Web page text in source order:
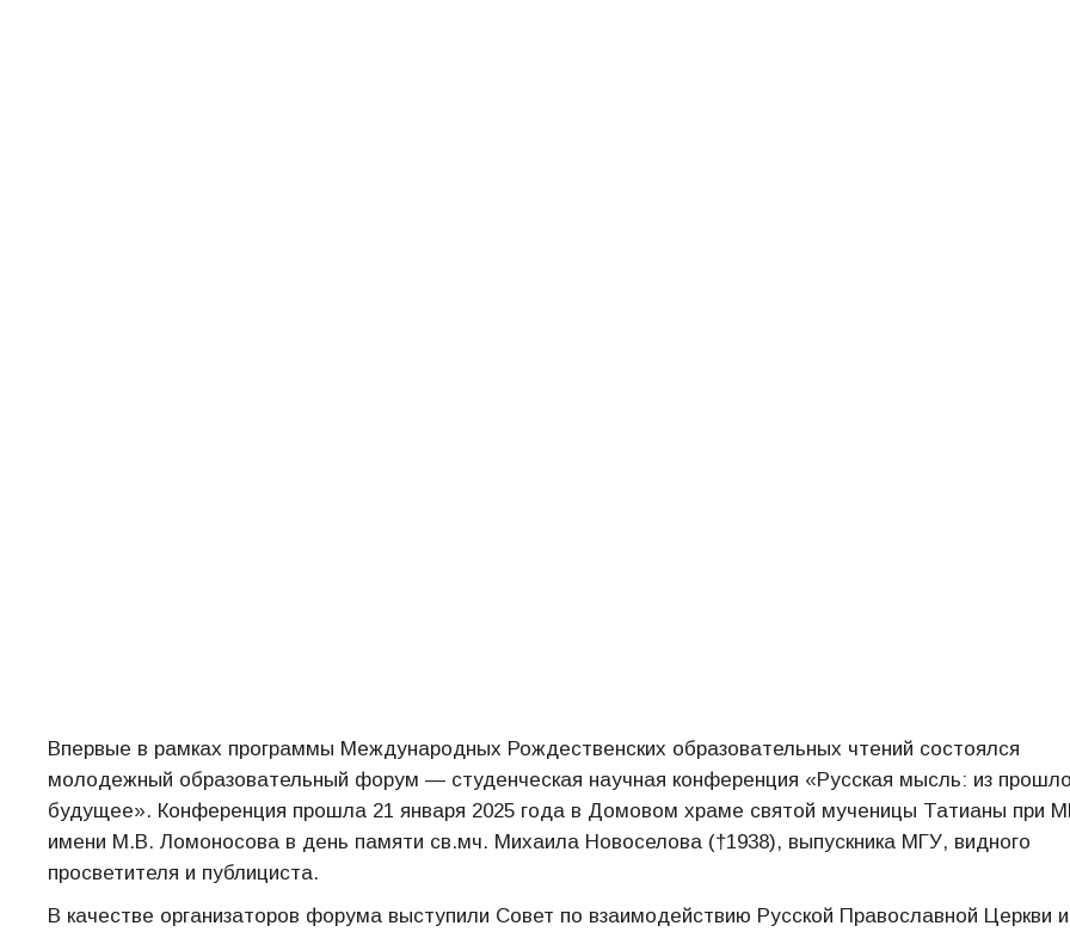
Впервые в рамках программы Международных Рождественских образовательных чтений состоялся
молодежный образовательный форум — студенческая научная конференция «Русская мысль: из
будущее». Конференция прошла 21 января 2025 года в Домовом храме святой мученицы Татианы при
имени М.В. Ломоносова в день памяти св.мч. Михаила Новоселова (†1938), выпускника МГУ, видного
просветителя и публициста.
В качестве организаторов форума выступили Совет по взаимодействию Русской Православной Церкви и